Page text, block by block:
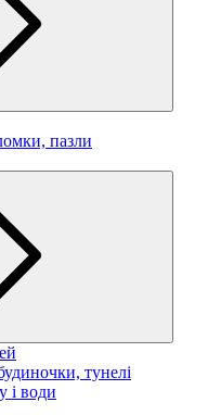
пазли
тунелі
і води